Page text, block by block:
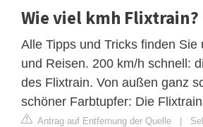
Wie viel kmh Flixtrain?
Alle Tipps und Tricks finden Sie
und Reisen. 200 km/h schnell:
des Flixtrain. Von außen ganz
schöner Farbtupfer: Die
Antrag auf Entfernung der Quelle |